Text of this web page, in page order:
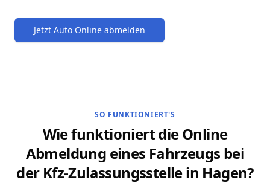
Jetzt Auto Online abmelden
SO FUNKTIONIERT'S
Wie funktioniert die Online
Abmeldung eines Fahrzeugs bei
der Kfz-Zulassungsstelle in Hagen?